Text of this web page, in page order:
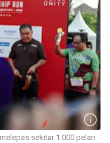
sekitar 1.000 pelari